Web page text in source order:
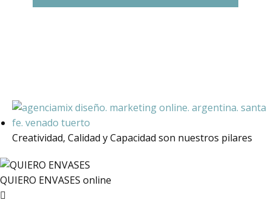
Creatividad, Calidad y Capacidad son nuestros pilares
QUIERO ENVASES online